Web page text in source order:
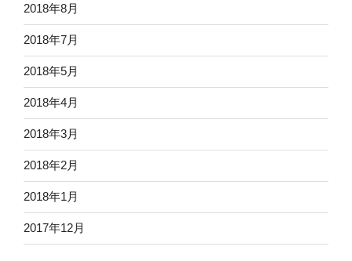
2018年8月
2018年7月
2018年5月
2018年4月
2018年3月
2018年2月
2018年1月
2017年12月